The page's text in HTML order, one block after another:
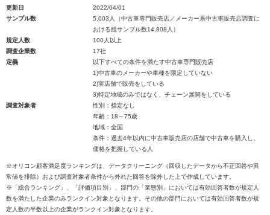
更新日
2022/04/01
サンプル数
5,003人（中古車専門販売店／メーカー系中古車販売店調査に
おける総サンプル数14,808人）
規定人数
100人以上
調査企業数
17社
定義
以下すべての条件を満たす中古車専門販売店
1)中古車のメーカーや車種を限定していない
2)実店舗で販売をしている
3)特定地域のみではなく、チェーン展開をしている
調査対象者
性別：指定なし
年齢：18～75歳
地域：全国
条件：過去4年以内に中古車販売店の店舗で中古車を購入し、
価格を把握している人
※オリコン顧客満足度ランキングは、データクリーニング（回収したデータから不正回答や異
常値を排除）および調査対象者条件から外れた回答を除外した上で作成しています。
※「総合ランキング」、「評価項目別」、部門の「業態別」においては有効回答者数が規定人
数を満たした企業のみランクイン対象となります。その他の部門においては有効回答者数が規
定人数の半数以上の企業がランクイン対象となります。